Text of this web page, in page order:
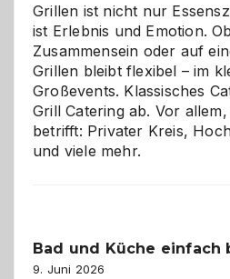
Grillen ist nicht nur
ist Erlebnis und Emotion.
Zusammensein oder auf
Grillen bleibt flexibel – im
Großevents. Klassisches
Grill Catering ab. Vor
betrifft: Privater Kreis,
und viele mehr.
Bad und Küche einfach
9. Juni 2026